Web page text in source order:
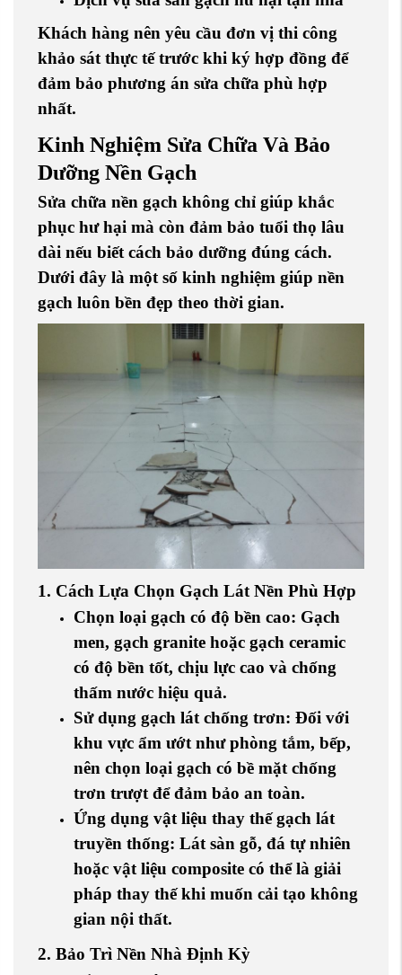
Khách hàng nên yêu cầu đơn vị thi công
khảo sát thực tế trước khi ký hợp đồng để
đảm bảo phương án sửa chữa phù hợp
nhất.
Kinh Nghiệm Sửa Chữa Và Bảo
Dưỡng Nền Gạch
Sửa chữa nền gạch không chỉ giúp khắc
phục hư hại mà còn đảm bảo tuổi thọ lâu
dài nếu biết cách bảo dưỡng đúng cách.
Dưới đây là một số kinh nghiệm giúp nền
gạch luôn bền đẹp theo thời gian.
1. Cách Lựa Chọn Gạch Lát Nền Phù Hợp
Chọn loại gạch có độ bền cao: Gạch
men, gạch granite hoặc gạch ceramic
có độ bền tốt, chịu lực cao và chống
thấm nước hiệu quả.
Sử dụng gạch lát chống trơn: Đối với
khu vực ẩm ướt như phòng tắm, bếp,
nên chọn loại gạch có bề mặt chống
trơn trượt để đảm bảo an toàn.
Ứng dụng vật liệu thay thế gạch lát
truyền thống: Lát sàn gỗ, đá tự nhiên
hoặc vật liệu composite có thể là giải
pháp thay thế khi muốn cải tạo không
gian nội thất.
2. Bảo Trì Nền Nhà Định Kỳ